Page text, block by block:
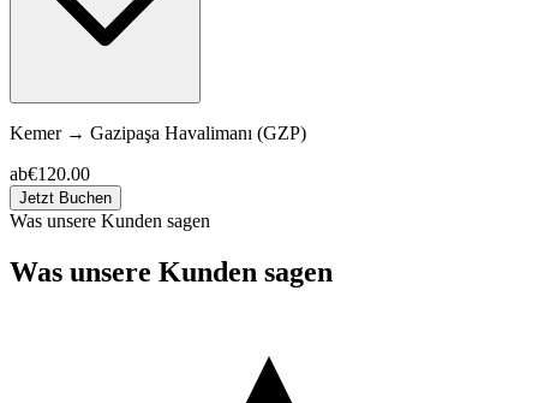
Kemer→ Gazipaşa Havalimanı (GZP)
ab€120.00
Jetzt Buchen
Was unsere Kunden sagen
Was unsere Kunden sagen